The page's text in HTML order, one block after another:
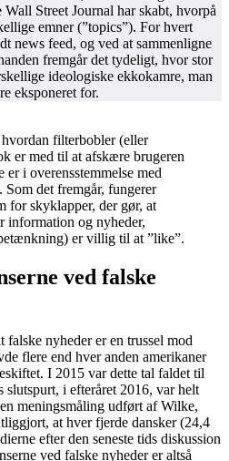
Wall Street Journal har skabt, hvorpå
emner (”topics”). For hvert
news feed, og ved at sammenligne
fremgår det tydeligt, hvor stor
ideologiske ekkokamre, man
eksponeret for.
filterbobler (eller
er med til at afskære brugeren
i overensstemmelse med
det fremgår, fungerer
for skyklapper, der gør, at
information og nyheder,
er villig til at ”like”.
ved falske
falske nyheder er en trussel mod
flere end hver anden amerikaner
I 2015 var dette tal faldet til
slutspurt, i efteråret 2016, var helt
meningsmåling udført af Wilke,
at hver fjerde dansker (24,4
efter den seneste tids diskussion
ved falske nyheder er altså